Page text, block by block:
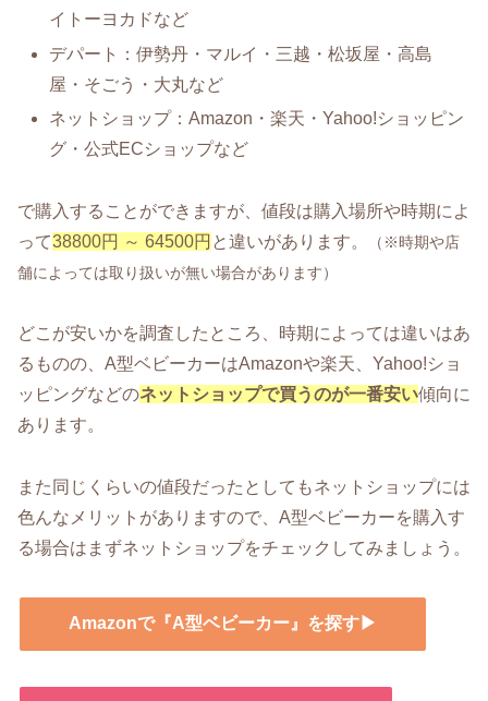
イトーヨカドなど
デパート：伊勢丹・マルイ・三越・松坂屋・高島
屋・そごう・大丸など
ネットショップ：Amazon・楽天・Yahoo!ショッピン
グ・公式ECショップなど
で購入することができますが、値段は購入場所や時期によ
って38800円 ～ 64500円 と違いがあります。
（※時期や店
舗によっては取り扱いが無い場合があります）
どこが安いかを調査したところ、時期によっては違いはあ
るものの、A型ベビーカーはAmazonや楽天、Yahoo!ショ
ッピングなどのネットショップで買うのが一番安い傾向に
あります。
また同じくらいの値段だったとしてもネットショップには
色んなメリットがありますので、A型ベビーカーを購入す
る場合はまずネットショップをチェックしてみましょう。
Amazonで『A型ベビーカー』を探す▶